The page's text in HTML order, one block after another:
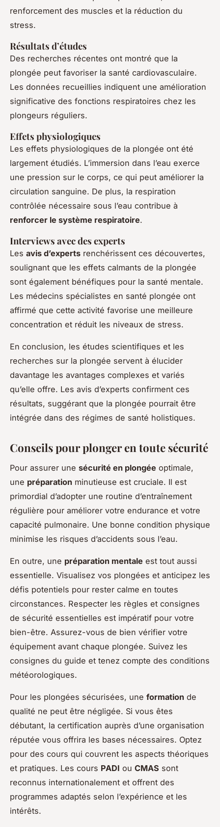
renforcement des muscles et la réduction du
stress.
Résultats d’études
Des recherches récentes ont montré que la
plongée peut favoriser la santé cardiovasculaire.
Les données recueillies indiquent une amélioration
significative des fonctions respiratoires chez les
plongeurs réguliers.
Effets physiologiques
Les effets physiologiques de la plongée ont été
largement étudiés. L’immersion dans l’eau exerce
une pression sur le corps, ce qui peut améliorer la
circulation sanguine. De plus, la respiration
contrôlée nécessaire sous l’eau contribue à
renforcer le système respiratoire.
Interviews avec des experts
Les avis d’experts renchérissent ces découvertes,
soulignant que les effets calmants de la plongée
sont également bénéfiques pour la santé mentale.
Les médecins spécialistes en santé plongée ont
affirmé que cette activité favorise une meilleure
concentration et réduit les niveaux de stress.
En conclusion, les études scientifiques et les
recherches sur la plongée servent à élucider
davantage les avantages complexes et variés
qu’elle offre. Les avis d’experts confirment ces
résultats, suggérant que la plongée pourrait être
intégrée dans des régimes de santé holistiques.
Conseils pour plonger en toute sécurité
Pour assurer une sécurité en plongée optimale,
une préparation minutieuse est cruciale. Il est
primordial d’adopter une routine d’entraînement
régulière pour améliorer votre endurance et votre
capacité pulmonaire. Une bonne condition physique
minimise les risques d’accidents sous l’eau.
En outre, une préparation mentale est tout aussi
essentielle. Visualisez vos plongées et anticipez les
défis potentiels pour rester calme en toutes
circonstances. Respecter les règles et consignes
de sécurité essentielles est impératif pour votre
bien-être. Assurez-vous de bien vérifier votre
équipement avant chaque plongée. Suivez les
consignes du guide et tenez compte des conditions
météorologiques.
Pour les plongées sécurisées, une formation de
qualité ne peut être négligée. Si vous êtes
débutant, la certification auprès d’une organisation
réputée vous offrira les bases nécessaires. Optez
pour des cours qui couvrent les aspects théoriques
et pratiques. Les cours PADI ou CMAS sont
reconnus internationalement et offrent des
programmes adaptés selon l’expérience et les
intérêts.